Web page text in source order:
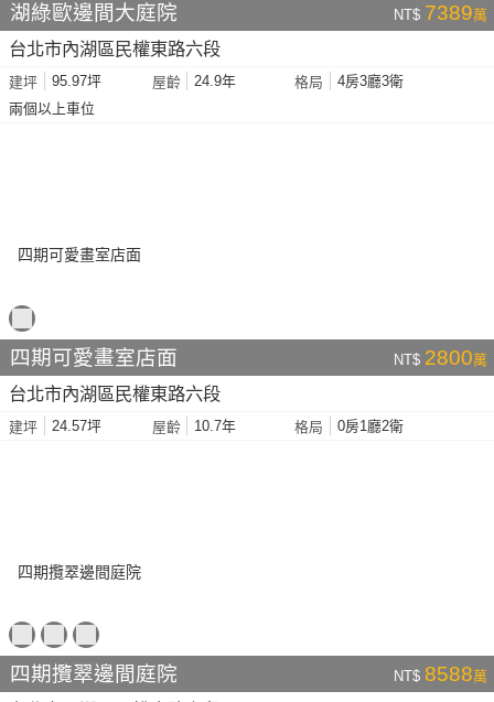
湖綠歐邊間大庭院 NT$ 7389萬
台北市內湖區民權東路六段
建坪 95.97坪 屋齡 24.9年 格局
4房3廳3衛
兩個以上車位
四期可愛畫室店面 NT$ 2800萬
台北市內湖區民權東路六段
建坪 24.57坪 屋齡 10.7年 格局 0房1廳2衛
四期攬翠邊間庭院 NT$ 8588萬